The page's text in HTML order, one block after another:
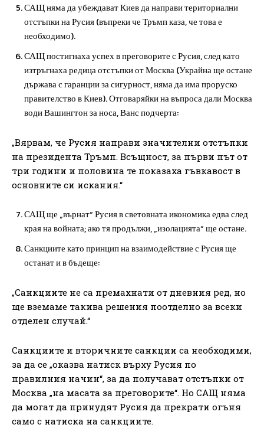
САЩ няма да убеждават Киев да направи териториални
отстъпки на Русия (въпреки че Тръмп каза, че това е
необходимо).
САЩ постигнаха успех в преговорите с Русия, след като
изтръгнаха редица отстъпки от Москва (Украйна ще остане
държава с гаранции за сигурност, няма да има проруско
правителство в Киев). Отговаряйки на въпроса дали Москва
води Вашингтон за носа, Ванс подчерта:
„Вярвам, че Русия направи значителни отстъпки
на президента Тръмп. Всъщност, за първи път от
три години и половина те показаха гъвкавост в
основните си искания.“
САЩ ще „върнат“ Русия в световната икономика едва след
края на войната; ако тя продължи, „изолацията“ ще остане.
Санкциите като принцип на взаимодействие с Русия ще
останат и в бъдеще:
„Санкциите не са премахнати от дневния ред, но
ще вземаме такива решения поотделно за всеки
отделен случай.“
Санкциите и вторичните санкции са необходими,
за да се „оказва натиск върху Русия по
правилния начин“, за да получават отстъпки от
Москва „на масата за преговорите“. Но САЩ няма
да могат да принудят Русия да прекрати огъня
само с натиска на санкциите.